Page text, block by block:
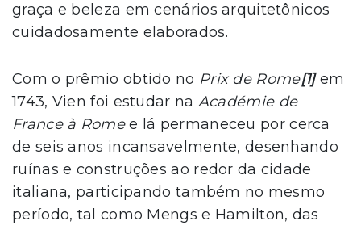
graça e beleza em cenários arquitetônicos
cuidadosamente elaborados.
Com o prêmio obtido no Prix de Rome[1]em
1743, Vien foi estudar na Académie de
France à Romee lá permaneceu por cerca
de seis anos incansavelmente, desenhando
ruínas e construções ao redor da cidade
italiana, participando também no mesmo
período, tal como Mengs e Hamilton, das